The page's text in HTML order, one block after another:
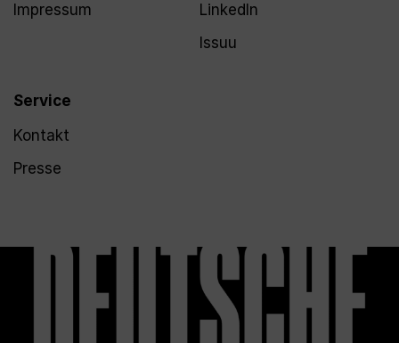
Impressum
Service
Kontakt
Presse
LinkedIn
Issuu